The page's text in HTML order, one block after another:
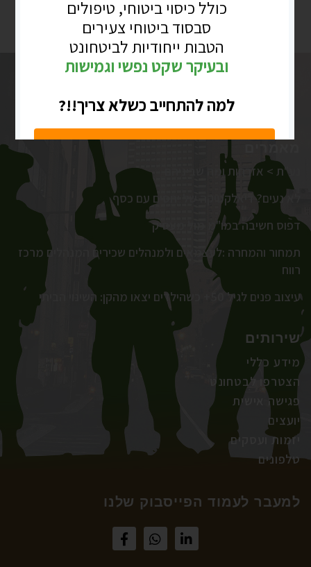
נע"ת > אזרחות ומה שביניהם
לא נעים? דיאלקטיקה של יחסים עם כסף
דפוס חשיבה במו"מ מול מעסיק
תמחור והמחרה :לעצמאים ולמנהלים שכירים המנהלים מרכז
רווח
עיצוב פנים לגיל 50+ כשהילדים יצאו מהקן: השינוי הביתי
שירותים
מידע כללי
הצטרפו לבטחונט
פגישה אישית
יועצים
יזמות ועסקים
טלפונים
למעבר לעמוד הפייסבוק שלנו